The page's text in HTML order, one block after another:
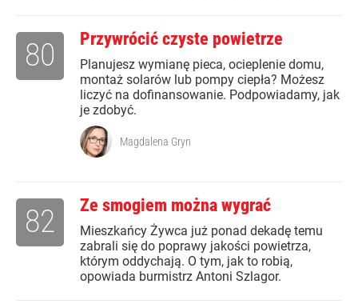
Przywrócić czyste powietrze
Planujesz wymianę pieca, ocieplenie domu,
montaż solarów lub pompy ciepła? Możesz
liczyć na dofinansowanie. Podpowiadamy, jak
je zdobyć.
80
Magdalena Gryn
Ze smogiem można wygrać
Mieszkańcy Żywca już ponad dekadę temu
zabrali się do poprawy jakości powietrza,
którym oddychają. O tym, jak to robią,
opowiada burmistrz Antoni Szlagor.
82